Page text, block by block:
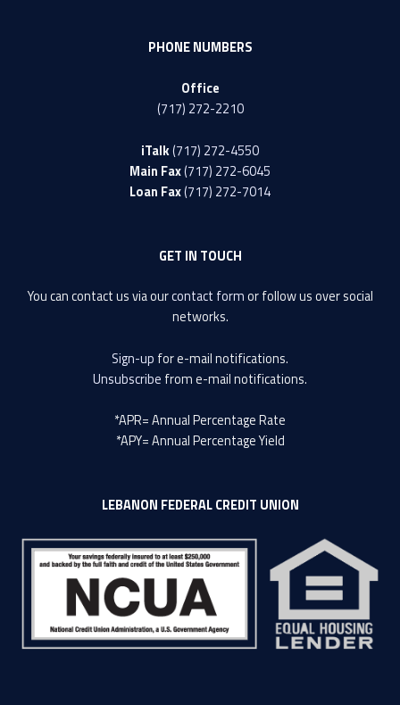
PHONE NUMBERS
Office
(717) 272-2210
iTalk(717) 272-4550
Main Fax(717) 272-6045
Loan Fax(717) 272-7014
GET IN TOUCH
You can contact us via ourcontact formor follow us over social
networks.
Sign-up for e-mail notifications.
Unsubscribe from e-mail notifications.
*APR= Annual Percentage Rate
*APY= Annual Percentage Yield
LEBANON FEDERAL CREDIT UNION